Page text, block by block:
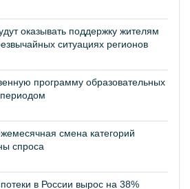
оказывать поддержку жителям
ситуациях регионов
программу образовательных
смена категорий
спроса
в России вырос на 38%